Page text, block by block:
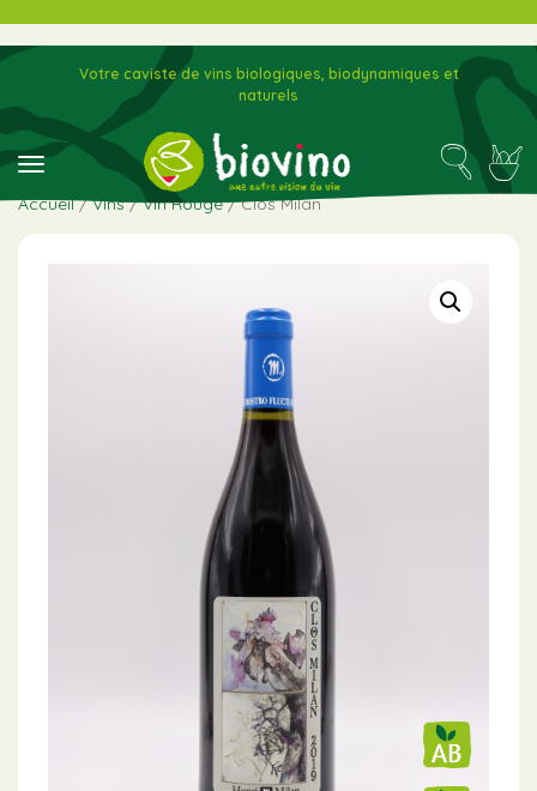
toggle navigation
Votre caviste de vins biologiques, biodynamiques et
naturels
Accueil/Vins/Vin Rouge/ Clos Milan